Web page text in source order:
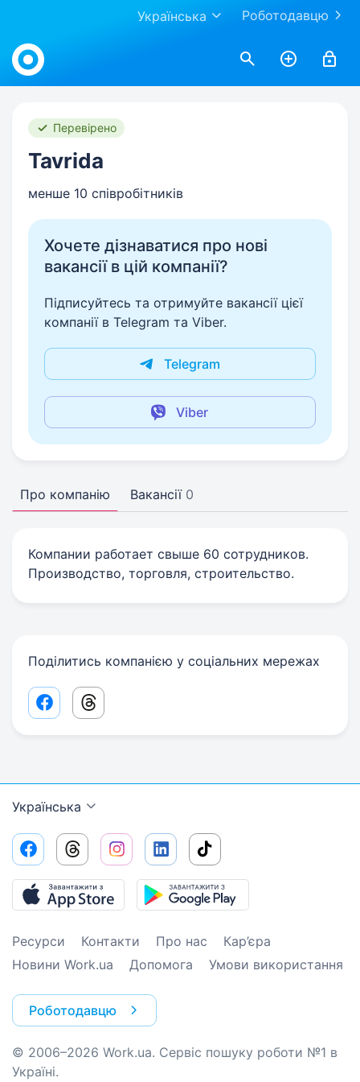
Роботодавцю
Українська
Work.ua
Перевірено
Tavrida
менше 10 співробітників
Хочете дізнаватися про нові
вакансії в цій компанії?
Підписуйтесь та отримуйте вакансії цієї
компанії в Telegram та Viber.
Telegram
Viber
Про компанію Вакансії 0
Компании работает свыше 60 сотрудников.
Производство, торговля, строительство.
Поділитись компанією у соціальних мережах
Facebook share link
Threads share link
Українська
Ресурси Контакти Про нас
Кар’єра
Новини Work.ua
Допомога Умови використання
Роботодавцю
© 2006–2026 Work.ua. Сервіс пошуку роботи №1 в
Україні.